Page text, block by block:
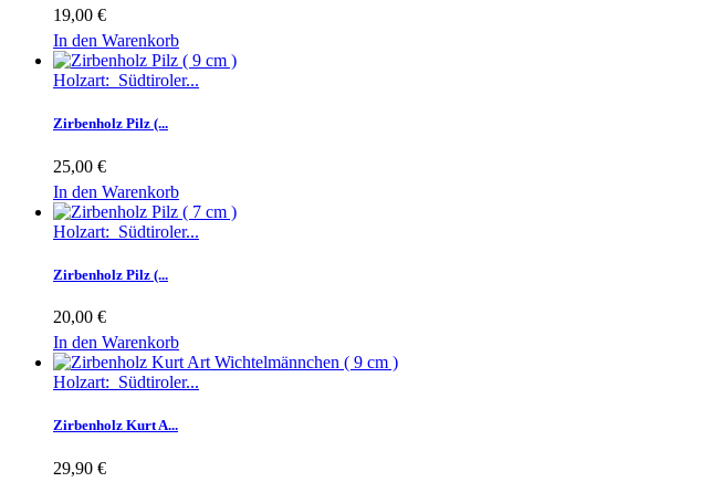
19,00 €
In den Warenkorb
Holzart: Südtiroler...
Zirbenholz Pilz (...
25,00 €
In den Warenkorb
Holzart: Südtiroler...
Zirbenholz Pilz (...
20,00 €
In den Warenkorb
Holzart: Südtiroler...
Zirbenholz Kurt A...
29,90 €